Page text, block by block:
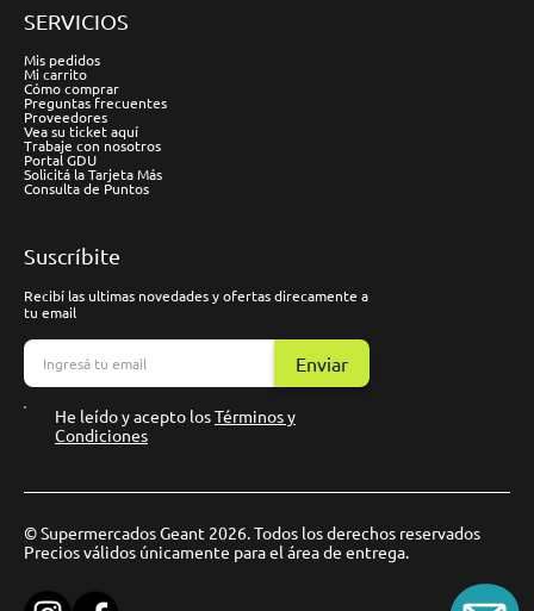
SERVICIOS
Mis pedidos
Mi carrito
Cómo comprar
Preguntas frecuentes
Proveedores
Vea su ticket aquí
Trabaje con nosotros
Portal GDU
Solicitá la Tarjeta Más
Consulta de Puntos
Suscríbite
Recibí las ultimas novedades y ofertas direcamente a
tu email
Enviar
He leído y acepto losTérminos y
Condiciones
© Supermercados Geant 2026. Todos los derechos reservados
Precios válidos únicamente para el área de entrega.